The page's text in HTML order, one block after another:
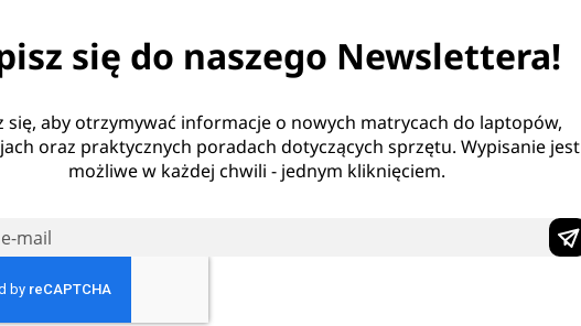
się do naszego Newslettera!
się, aby otrzymywać informacje o nowych matrycach do laptopów,
oraz praktycznych poradach dotyczących sprzętu. Wypisanie jest
możliwe w każdej chwili - jednym kliknięciem.